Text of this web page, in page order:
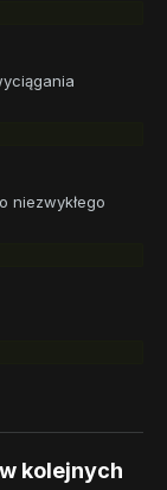
niezwykłego
kolejnych